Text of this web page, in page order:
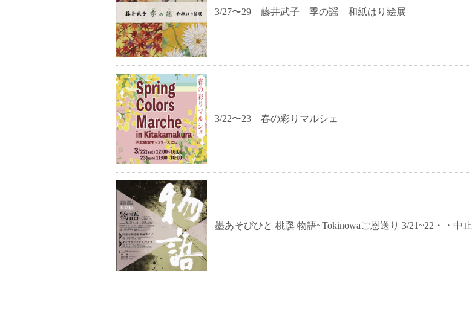
3/27〜29 藤井武子 季の謡 和紙はり絵展
3/22〜23 春の彩りマルシェ
墨あそびひと 桃蹊 物語~Tokinowaご恩送り 3/21~22・・中止